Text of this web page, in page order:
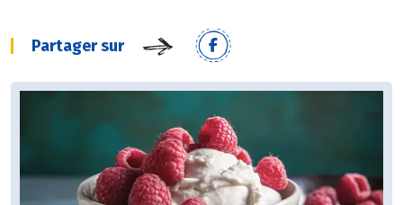
Partager sur